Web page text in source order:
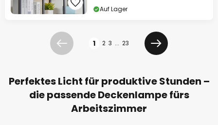
Auf Lager
Zurück 1 2 3 ... 23
Weiter
Perfektes Licht für produktive Stunden –
die passende Deckenlampe fürs
Arbeitszimmer